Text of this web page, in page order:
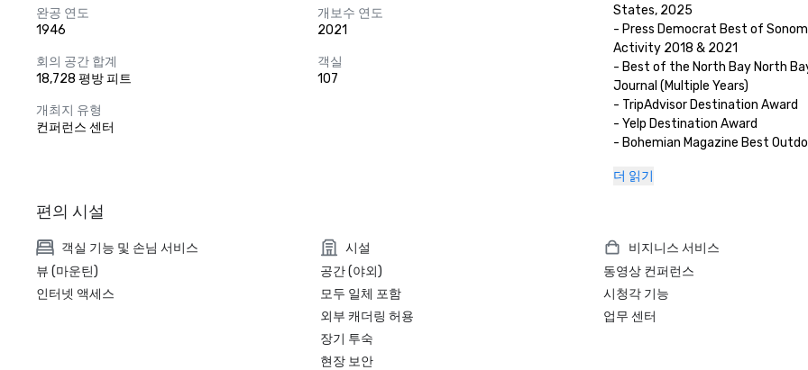
완공 연도
1946
개보수 연도
2021
회의 공간 합계
18,728 평방 피트
객실
107
개최지 유형
컨퍼런스 센터
States, 2025
- Press Democrat Best of
Activity 2018 & 2021
- Best of the North Bay North
Journal (Multiple Years)
- TripAdvisor Destination Award
- Yelp Destination Award
- Bohemian Magazine Best
더 읽기
편의 시설
객실 기능 및 손님 서비스
뷰 (마운틴)
인터넷 액세스
시설
공간 (야외)
모두 일체 포함
외부 캐더링 허용
장기 투숙
현장 보안
비지니스 서비스
동영상 컨퍼런스
시청각 기능
업무 센터